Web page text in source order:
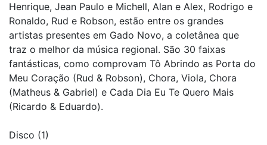
Henrique, Jean Paulo e Michell, Alan e Alex, Rodrigo e
Ronaldo, Rud e Robson, estão entre os grandes
artistas presentes em Gado Novo, a coletânea que
traz o melhor da música regional. São 30 faixas
fantásticas, como comprovam Tô Abrindo as Porta do
Meu Coração (Rud & Robson), Chora, Viola, Chora
(Matheus & Gabriel) e Cada Dia Eu Te Quero Mais
(Ricardo & Eduardo).
Disco (1)